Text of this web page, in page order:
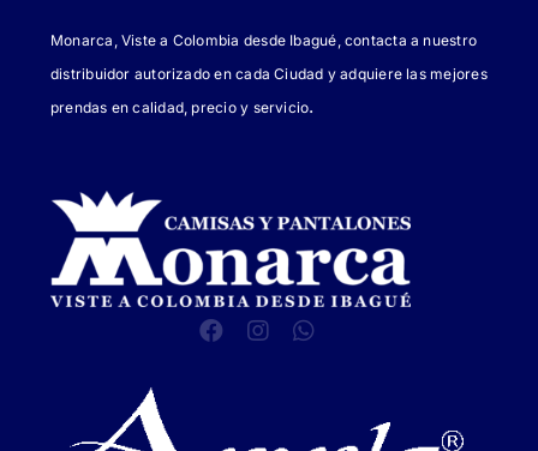
Monarca, Viste a Colombia desde Ibagué, contacta a nuestro
distribuidor autorizado en cada Ciudad y adquiere las mejores
prendas en calidad, precio y servicio.